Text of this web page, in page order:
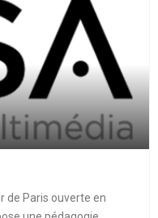
de Paris ouverte en